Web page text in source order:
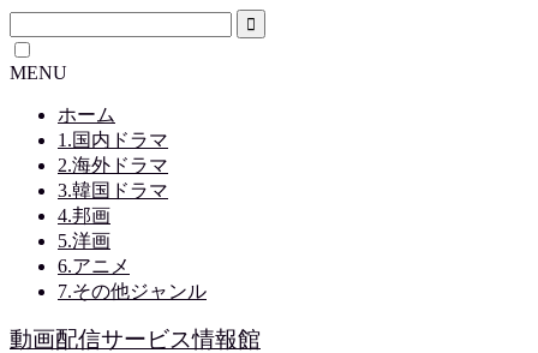
MENU
ホーム
1.国内ドラマ
2.海外ドラマ
3.韓国ドラマ
4.邦画
5.洋画
6.アニメ
7.その他ジャンル
動画配信サービス情報館